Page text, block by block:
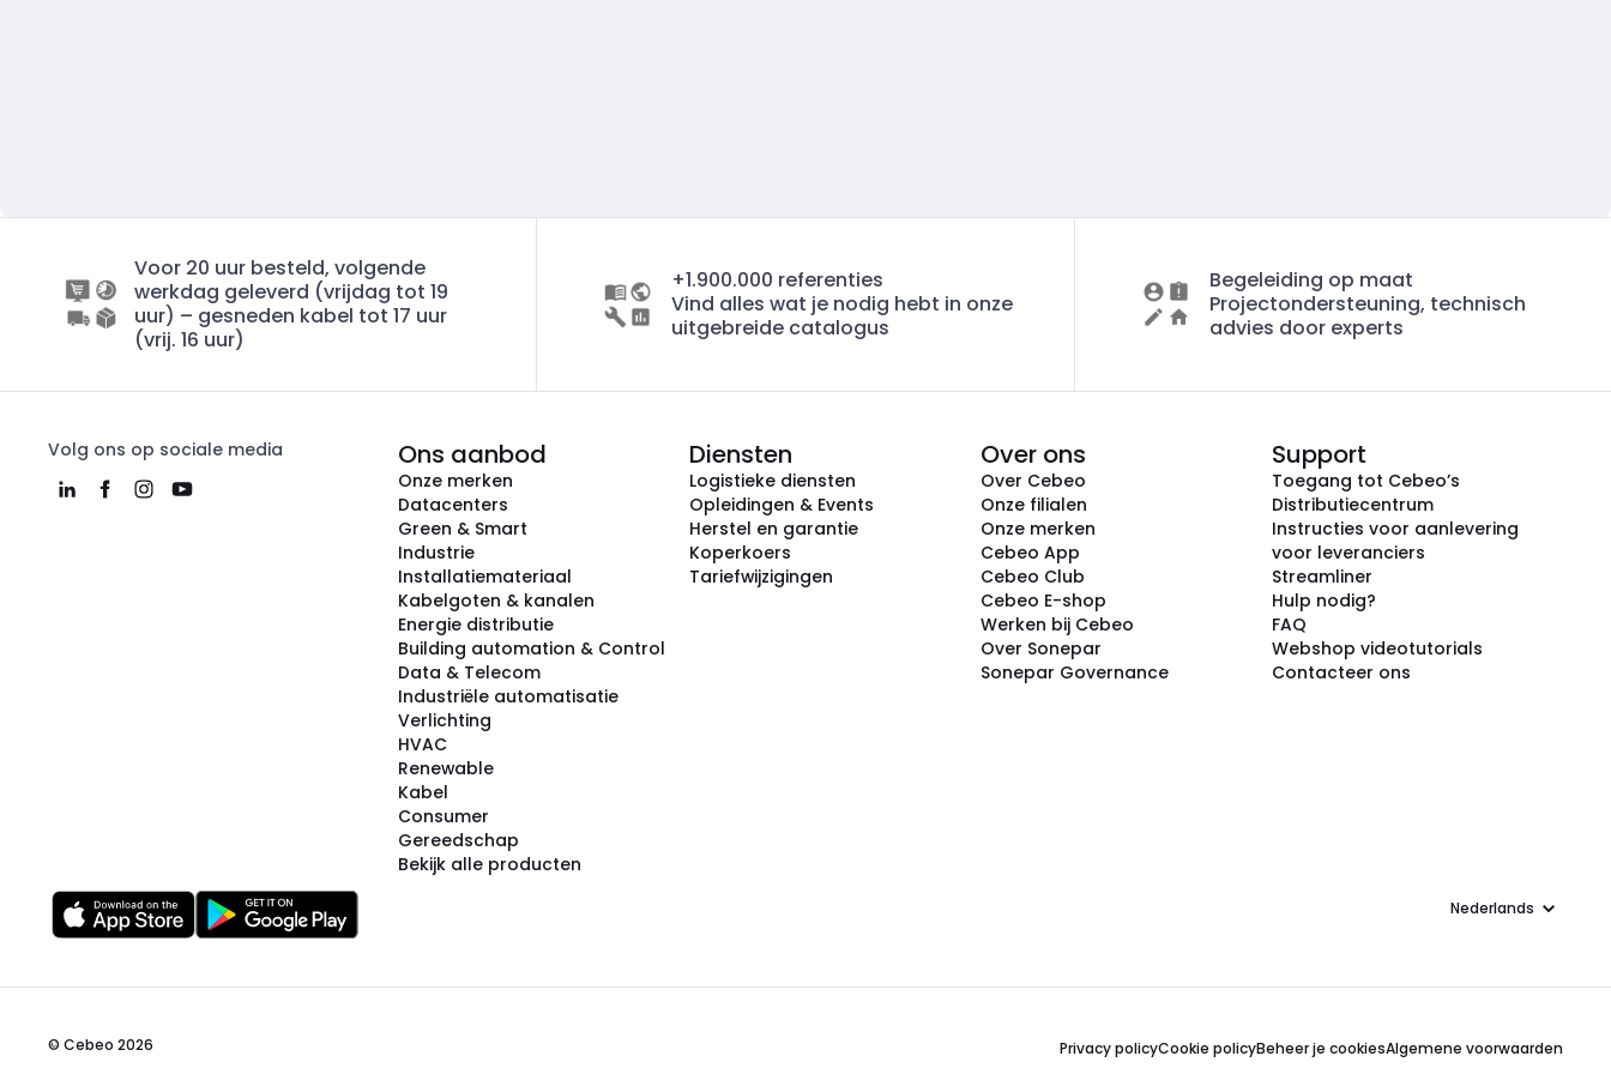
Voor 20 uur besteld, volgende
werkdag geleverd (vrijdag tot 19
uur) – gesneden kabel tot 17 uur
(vrij. 16 uur)
+1.900.000 referenties
Vind alles wat je nodig hebt in onze
uitgebreide catalogus
Begeleiding op maat
Projectondersteuning, technisch
advies door experts
Volg ons op sociale media Ons aanbod
Onze merken
Datacenters
Green & Smart
Industrie
Installatiemateriaal
Kabelgoten & kanalen
Energie distributie
Building automation & Control
Data & Telecom
Industriële automatisatie
Verlichting
HVAC
Renewable
Kabel
Consumer
Gereedschap
Bekijk alle producten
Diensten
Logistieke diensten
Opleidingen & Events
Herstel en garantie
Koperkoers
Tariefwijzigingen
Over ons
Over Cebeo
Onze filialen
Onze merken
Cebeo App
Cebeo Club
Cebeo E-shop
Werken bij Cebeo
Over Sonepar
Sonepar Governance
Support
Toegang tot Cebeo’s
Distributiecentrum
Instructies voor aanlevering
voor leveranciers
Streamliner
Hulp nodig?
FAQ
Webshop videotutorials
Contacteer ons
Taal
© Cebeo 2026 Privacy policyCookie policyBeheer je cookiesAlgemene voorwaarden